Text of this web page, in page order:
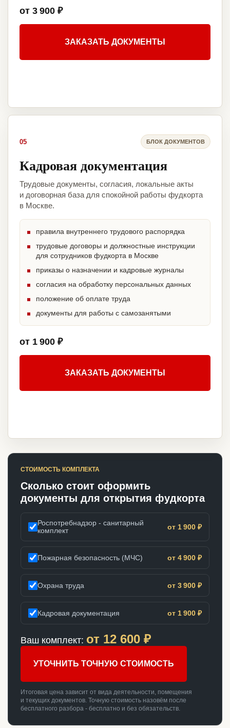
от 3 900 ₽
ЗАКАЗАТЬ ДОКУМЕНТЫ
05 БЛОК ДОКУМЕНТОВ
Кадровая документация
Трудовые документы, согласия, локальные акты
и договорная база для спокойной работы фудкорта
в Москве.
правила внутреннего трудового распорядка
трудовые договоры и должностные инструкции
для сотрудников фудкорта в Москве
приказы о назначении и кадровые журналы
согласия на обработку персональных данных
положение об оплате труда
документы для работы с самозанятыми
от 1 900 ₽
ЗАКАЗАТЬ ДОКУМЕНТЫ
СТОИМОСТЬ КОМПЛЕКТА
Сколько стоит оформить
документы для открытия фудкорта
Роспотребнадзор - санитарный
комплект
от 1 900 ₽
Пожарная безопасность (МЧС) от 4 900 ₽
Охрана труда от 3 900 ₽
Кадровая документация от 1 900 ₽
Ваш комплект: от 12 600 ₽
УТОЧНИТЬ ТОЧНУЮ СТОИМОСТЬ
Итоговая цена зависит от вида деятельности, помещения
и текущих документов. Точную стоимость назовём после
бесплатного разбора - бесплатно и без обязательств.